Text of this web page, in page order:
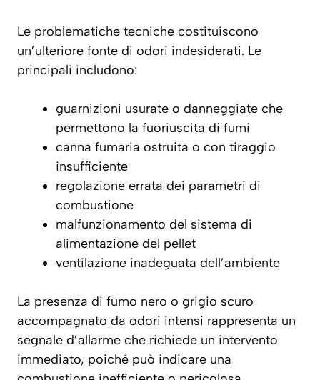
Le problematiche tecniche costituiscono
un’ulteriore fonte di odori indesiderati. Le
principali includono:
guarnizioni usurate o danneggiate che
permettono la fuoriuscita di fumi
canna fumaria ostruita o con tiraggio
insufficiente
regolazione errata dei parametri di
combustione
malfunzionamento del sistema di
alimentazione del pellet
ventilazione inadeguata dell’ambiente
La presenza di fumo nero o grigio scuro
accompagnato da odori intensi rappresenta un
segnale d’allarme che richiede un intervento
immediato, poiché può indicare una